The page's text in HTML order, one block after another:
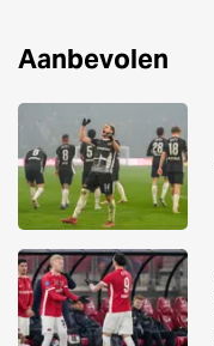
Aanbevolen